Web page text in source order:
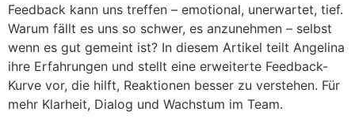
Feedback kann uns treffen – emotional, unerwartet, tief.
Warum fällt es uns so schwer, es anzunehmen – selbst
wenn es gut gemeint ist? In diesem Artikel teilt Angelina
ihre Erfahrungen und stellt eine erweiterte Feedback-
Kurve vor, die hilft, Reaktionen besser zu verstehen. Für
mehr Klarheit, Dialog und Wachstum im Team.